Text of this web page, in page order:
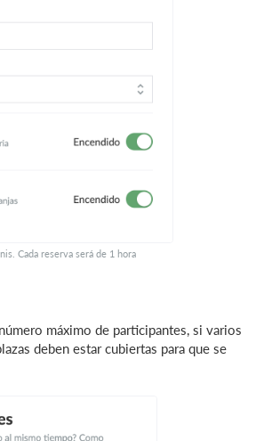
Cada reserva será de 1 hora
máximo de participantes, si varios
deben estar cubiertas para que se